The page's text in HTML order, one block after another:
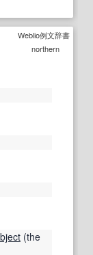
Weblio例文辞書
northern
(the